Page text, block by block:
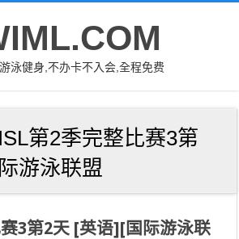
泳健身,不办卡不入会,全程免费
ISL第2季完整比赛3第
游泳联盟
3第2天 [英语][国际游泳联